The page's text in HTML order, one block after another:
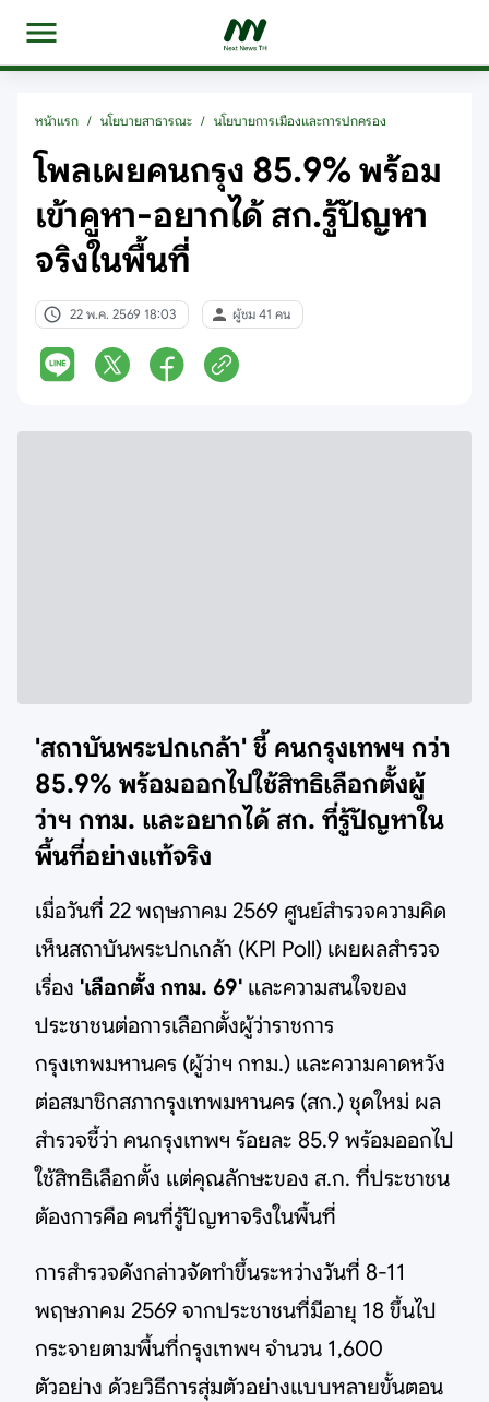
หน้าแรก / นโยบายสาธารณะ / นโยบายการเมืองและการปกครอง
โพลเผยคนกรุง 85.9% พร้อม
เข้าคูหา-อยากได้ สก.รู้ปัญหา
จริงในพื้นที่
22 พ.ค. 2569 18:03 ผู้ชม 41 คน
'สถาบันพระปกเกล้า' ชี้ คนกรุงเทพฯ กว่า
85.9% พร้อมออกไปใช้สิทธิเลือกตั้งผู้
ว่าฯ กทม. และอยากได้ สก. ที่รู้ปัญหาใน
พื้นที่อย่างแท้จริง
เมื่อวันที่ 22 พฤษภาคม 2569 ศูนย์สำรวจความคิด
เห็นสถาบันพระปกเกล้า (KPI Poll) เผยผลสำรวจ
เรื่อง 'เลือกตั้ง กทม. 69' และความสนใจของ
ประชาชนต่อการเลือกตั้งผู้ว่าราชการ
กรุงเทพมหานคร (ผู้ว่าฯ กทม.) และความคาดหวัง
ต่อสมาชิกสภากรุงเทพมหานคร (สก.) ชุดใหม่ ผล
สำรวจชี้ว่า คนกรุงเทพฯ ร้อยละ 85.9 พร้อมออกไป
ใช้สิทธิเลือกตั้ง แต่คุณลักษะของ ส.ก. ที่ประชาชน
ต้องการคือ คนที่รู้ปัญหาจริงในพื้นที่
การสำรวจดังกล่าวจัดทำขึ้นระหว่างวันที่ 8-11
พฤษภาคม 2569 จากประชาชนที่มีอายุ 18 ขึ้นไป
กระจายตามพื้นที่กรุงเทพฯ จำนวน 1,600
ตัวอย่าง ด้วยวิธีการสุ่มตัวอย่างแบบหลายขั้นตอน